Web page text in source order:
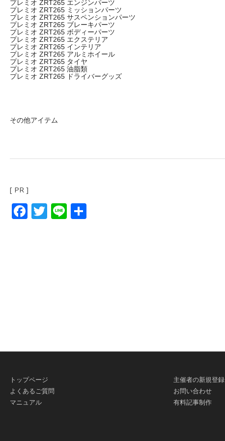
プレミオ ZRT265 エンジンパーツ
プレミオ ZRT265 ミッションパーツ
プレミオ ZRT265 サスペンションパーツ
プレミオ ZRT265 ブレーキパーツ
プレミオ ZRT265 ボディーパーツ
プレミオ ZRT265 エクステリア
プレミオ ZRT265 インテリア
プレミオ ZRT265 アルミホイール
プレミオ ZRT265 タイヤ
プレミオ ZRT265 油脂類
プレミオ ZRT265 ドライバーグッズ
その他アイテム
[ PR ]
Facebook
Twitter
Line
トップページ
よくあるご質問
マニュアル
主催者の新規登録
お問い合わせ
有料記事制作